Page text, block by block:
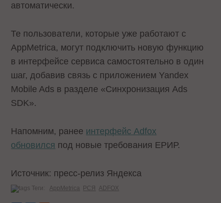
автоматически.
Те пользователи, которые уже работают с
AppMetrica, могут подключить новую функцию
в интерфейсе сервиса самостоятельно в один
шаг, добавив связь с приложением Yandex
Mobile Ads в разделе «Синхронизация Ads
SDK».
Напомним, ранее интерфейс Adfox
обновился под новые требования ЕРИР.
Источник: пресс-релиз Яндекса
Теги: AppMetrica РСЯ ADFOX